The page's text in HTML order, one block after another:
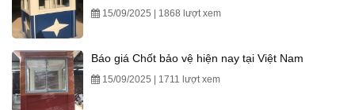
15/09/2025 | 1868 lượt xem
Báo giá Chốt bảo vệ hiện nay tại Việt Nam
15/09/2025 | 1711 lượt xem